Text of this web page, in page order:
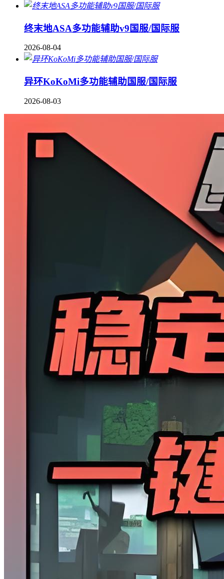
终末地ASA多功能辅助v9国服/国际服
2026-08-04
异环KoKoMi多功能辅助国服/国际服
2026-08-03